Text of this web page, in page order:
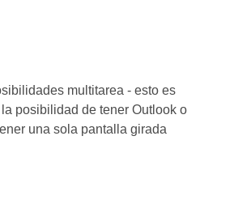
multitarea - esto es
posibilidad de tener Outlook o
una sola pantalla girada